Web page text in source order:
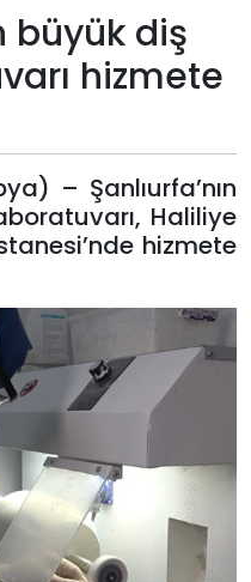
büyük diş
hizmete
– Şanlıurfa’nın
Haliliye
hizmete